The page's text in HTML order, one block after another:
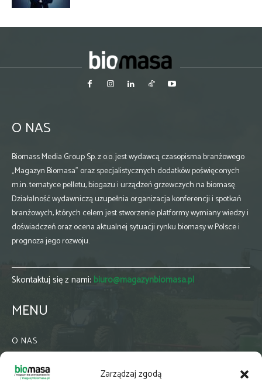
Zarządzaj zgodą
O NAS
Biomass Media Group Sp. z o.o. jest wydawcą czasopisma branżowego
„Magazyn Biomasa” oraz specjalistycznych dodatków poświęconych
m.in. tematyce pelletu, biogazu i urządzeń grzewczych na biomasę.
Działalność wydawniczą uzupełnia organizacja konferencji i spotkań
branżowych, których celem jest stworzenie platformy wymiany wiedzy i
doświadczeń oraz ocena aktualnej sytuacji rynku biomasy w Polsce i
prognoza jego rozwoju.
Skontaktuj się z nami: biuro@magazynbiomasa.pl
MENU
O NAS
WSPÓŁPRACA